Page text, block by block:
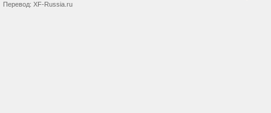
Перевод: XF-Russia.ru